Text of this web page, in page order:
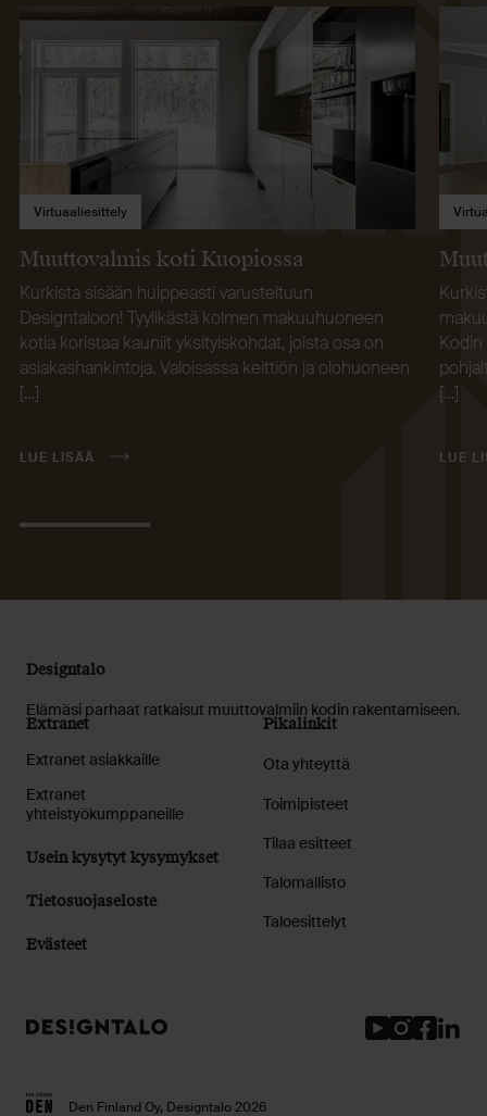
Virtuaaliesittely
Muuttovalmis koti Kuopiossa
Kurkista sisään hulppeasti varusteltuun
Designtaloon! Tyylikästä kolmen makuuhuoneen
kotia koristaa kauniit yksityiskohdat, joista osa on
asiakashankintoja. Valoisassa keittiön ja olohuoneen
[…]
LUE LISÄÄ
[…]
LUE
Designtalo
Elämäsi parhaat ratkaisut muuttovalmiin kodin rakentamiseen.
Extranet
Extranet asiakkaille
Extranet
yhteistyökumppaneille
Usein kysytyt kysymykset
Tietosuojaseloste
Evästeet
Pikalinkit
Ota yhteyttä
Toimipisteet
Tilaa esitteet
Talomallisto
Taloesittelyt
Youtube
Instagram
Facebook
Den Finland Oy, Designtalo 2026